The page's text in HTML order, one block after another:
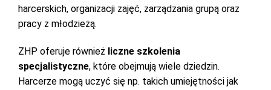
harcerskich, organizacji zajęć, zarządzania grupą oraz
pracy z młodzieżą.
ZHP oferuje również liczne szkolenia
specjalistyczne, które obejmują wiele dziedzin.
Harcerze mogą uczyć się np. takich umiejętności jak